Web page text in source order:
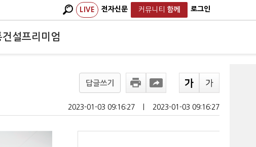
LIVE 전자신문 커뮤니티 함께 로그인
건설프리미엄
답글쓰기
2023-01-03 09:16:27 2023-01-03 09:16:27